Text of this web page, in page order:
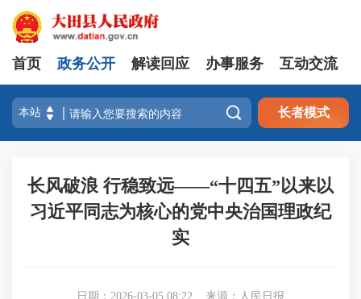
首页 政务公开 解读回应 办事服务 互动交流
 长者模式
长风破浪 行稳致远——“十四五”以来以
习近平同志为核心的党中央治国理政纪
实
日期：2026-03-05 08:22 来源：人民日报